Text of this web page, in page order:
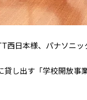
西日本様、パナソニ
し出す「学校開放